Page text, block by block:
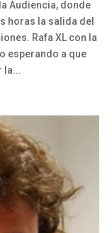
Audiencia, donde
horas la salida del
Rafa XL con la
esperando a que
la...